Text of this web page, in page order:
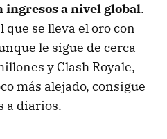
ingresos a nivel global.
que se lleva el oro con
le sigue de cerca
y Clash Royale,
más alejado, consigue
a diarios.